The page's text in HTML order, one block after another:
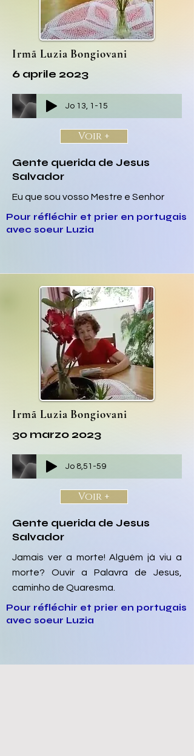
Irmã Luzia Bongiovani
6 aprile 2023
Jo 13, 1-15
Voir +
Gente querida de Jesus
Salvador
Eu que sou vosso Mestre e Senhor
Pour réfléchir et prier en portugais
avec soeur Luzia
Irmã Luzia Bongiovani
30 marzo 2023
Jo 8,51-59
Voir +
Gente querida de Jesus
Salvador
Jamais ver a morte! Alguém já viu a
morte? Ouvir a Palavra de Jesus,
caminho de Quaresma.
Pour réfléchir et prier en portugais
avec soeur Luzia